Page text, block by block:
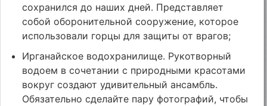
сохранился до наших дней. Представляет
собой оборонительной сооружение, которое
использовали горцы для защиты от врагов;
Ирганайское водохранилище. Рукотворный
водоем в сочетании с природными красотами
вокруг создают удивительный ансамбль.
Обязательно сделайте пару фотографий, чтобы